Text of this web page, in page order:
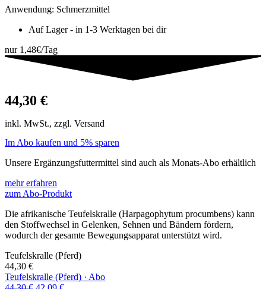
Anwendung: Schmerzmittel
Auf Lager - in 1-3 Werktagen bei dir
nur 1,48€/Tag
44,30 €
inkl. MwSt., zzgl. Versand
Im Abo kaufen und 5% sparen
Unsere Ergänzungsfuttermittel sind auch als Monats-Abo erhältlich
mehr erfahren
zum Abo-Produkt
Die afrikanische Teufelskralle (Harpagophytum procumbens) kann
den Stoffwechsel in Gelenken, Sehnen und Bändern fördern,
wodurch der gesamte Bewegungsapparat unterstützt wird.
Teufelskralle (Pferd)
44,30 €
Teufelskralle (Pferd) · Abo
Ursprünglicher
Aktueller